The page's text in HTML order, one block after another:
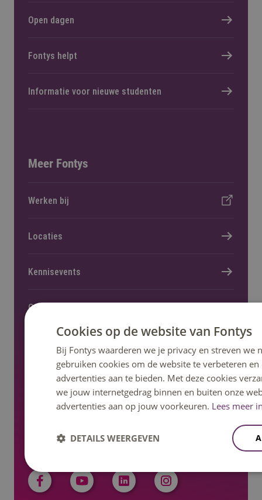
Open dagen
Fontys helpt
Informatie voor nieuwe studenten
Meer Fontys
Werken bij
Locaties
Kennisevents
Onderzoek en lectoraat
Regelingen, statuten en reglementen
Cookies op de website van Fontys
Bij Fontys waarderen we je privacy en streven we
gebruiken cookies om de website te verbeteren
advertenties aan te bieden. Met deze cookies
we jouw internetgedrag binnen en buiten onze
advertenties aan op jouw voorkeuren. Lees meer
DETAILS WEERGEVEN